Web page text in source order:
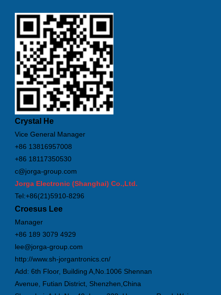
Crystal He
Vice General Manager
+86 13816957008
+86 18117350530
c@jorga-group.com
Jorga Electronic (Shanghai) Co.,Ltd.
Tel:+86(21)5910-8296
Croesus Lee
Manager
+86 189 3079 4929
lee@jorga-group.com
http://www.sh-jorgantronics.cn/
Add: 6th Floor, Building A,No.1006 Shennan
Avenue, Futian District, Shenzhen,China